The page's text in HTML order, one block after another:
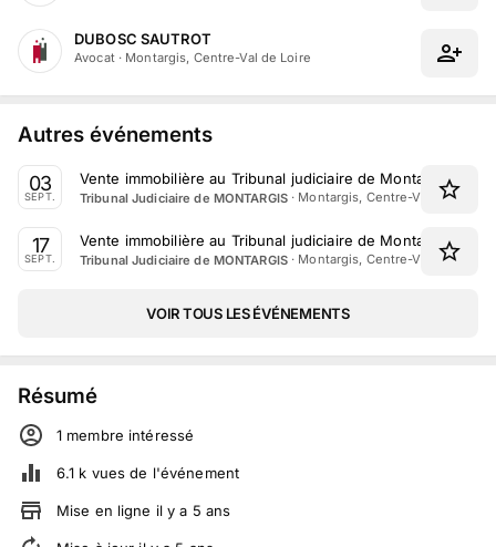
DUBOSC SAUTROT
Avocat· Montargis, Centre-Val de Loire
Autres événements
03
SEPT.
Vente immobilière au Tribunal judiciaire de Montargis le 3
Tribunal Judiciaire de MONTARGIS· Montargis, Centre-Val de Loire
17
SEPT.
Vente immobilière au Tribunal judiciaire de Montargis le 17
Tribunal Judiciaire de MONTARGIS· Montargis, Centre-Val de Loire
VOIR TOUS LES ÉVÉNEMENTS
Résumé
1 membre intéressé
6.1 k vues de l'événement
Mise en ligne il y a 5 ans